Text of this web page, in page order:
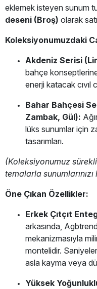
eklemek isteyen sunum
deseni (Broş) olarak
Koleksiyonumuzdaki
Akdeniz Serisi
bahçe
enerji katacak cıvıl
Bahar Bahçesi
Zambak, Gül):
lüks sunumlar için
tasarımları.
(Koleksiyonumuz
temalarla
Öne Çıkan Özellikler:
Erkek Çıtçıt
arkasında,
mekanizmasıyla
montelidir.
asla kayma veya
Yüksek